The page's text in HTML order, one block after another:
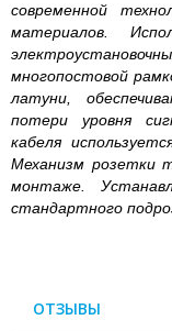
современной
материалов.
многопостовой
латуни,
потери уровня
кабеля
Механизм розетки
монтаже.
стандартного
ОТЗЫВЫ